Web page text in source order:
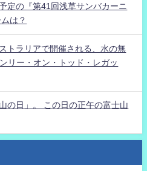
定の『第41回浅草サンバカーニ
は？
トラリアで開催される、水の無
リー・オン・トッド・レガッ
の日」。 この日の正午の富士山